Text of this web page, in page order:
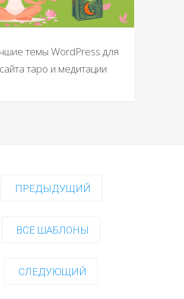
темы WordPress для
сайта таро и медитации
ПРЕДЫДУЩИЙ
ВСЕ ШАБЛОНЫ
СЛЕДУЮЩИЙ